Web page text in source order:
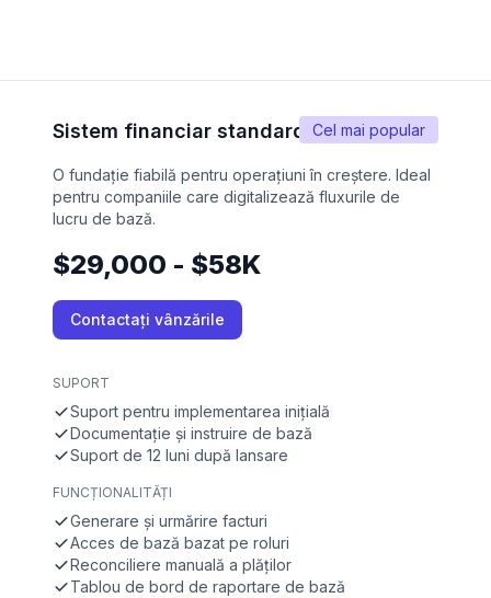
Cel mai popular
Sistem financiar standard
O fundație fiabilă pentru operațiuni în creștere. Ideal
pentru companiile care digitalizează fluxurile de
lucru de bază.
$29,000 - $58K
Contactați vânzările
SUPORT
Suport pentru implementarea inițială
Documentație și instruire de bază
Suport de 12 luni după lansare
FUNCȚIONALITĂȚI
Generare și urmărire facturi
Acces de bază bazat pe roluri
Reconciliere manuală a plăților
Tablou de bord de raportare de bază